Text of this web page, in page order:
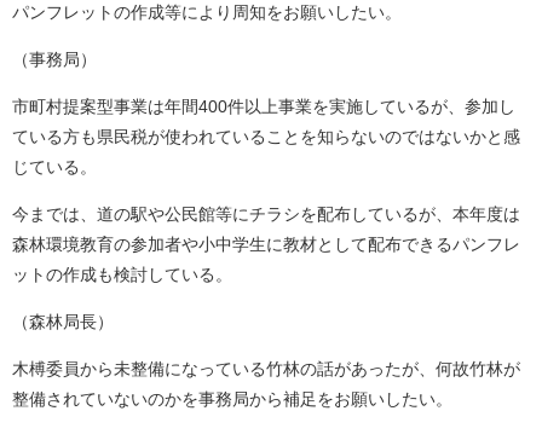
パンフレットの作成等により周知をお願いしたい。
（事務局）
市町村提案型事業は年間400件以上事業を実施しているが、参加し
ている方も県民税が使われていることを知らないのではないかと感
じている。
今までは、道の駅や公民館等にチラシを配布しているが、本年度は
森林環境教育の参加者や小中学生に教材として配布できるパンフレ
ットの作成も検討している。
（森林局長）
木榑委員から未整備になっている竹林の話があったが、何故竹林が
整備されていないのかを事務局から補足をお願いしたい。